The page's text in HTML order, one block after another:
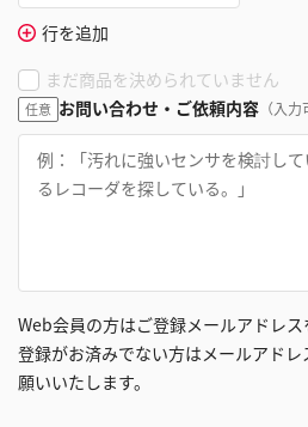
行を追加
まだ商品を決められていません
任意 お問い合わせ・ご依頼内容 （入
Web会員の方はご登録メールアドレス
登録がお済みでない方はメールアド
願いいたします。